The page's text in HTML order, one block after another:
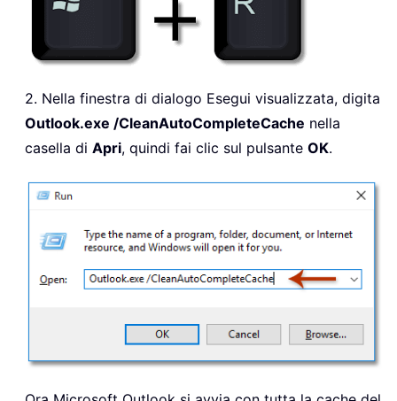
2. Nella finestra di dialogo Esegui visualizzata, digita
Outlook.exe /CleanAutoCompleteCache nella
casella di Apri, quindi fai clic sul pulsante OK.